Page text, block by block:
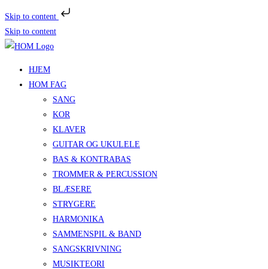
Skip to content
Skip to content
HJEM
HOM FAG
SANG
KOR
KLAVER
GUITAR OG UKULELE
BAS & KONTRABAS
TROMMER & PERCUSSION
BLÆSERE
STRYGERE
HARMONIKA
SAMMENSPIL & BAND
SANGSKRIVNING
MUSIKTEORI